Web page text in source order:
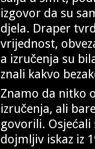
izgovor da su
djela. Draper
vrijednost,
a izručenja su
znali kakvo
Znamo da nitko
izručenja, ali
govorili. Osjećali
dojmljiv iskaz iz